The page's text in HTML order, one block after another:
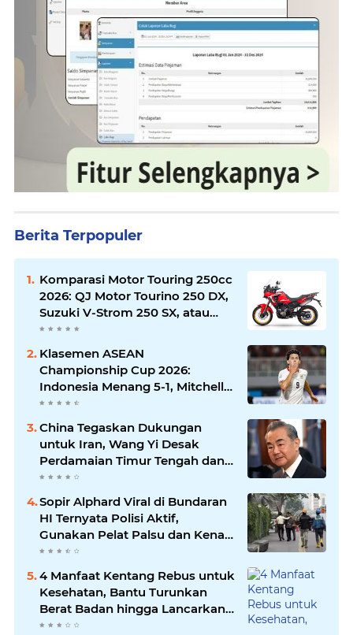
Berita Terpopuler
Komparasi Motor Touring 250cc
2026: QJ Motor Tourino 250 DX,
Suzuki V-Strom 250 SX, atau
Kawasaki Versys-X 250?
Klasemen ASEAN
Championship Cup 2026:
Indonesia Menang 5-1, Mitchell
Baker Hattrick dan Puncaki Top
Skor
China Tegaskan Dukungan
untuk Iran, Wang Yi Desak
Perdamaian Timur Tengah dan
Soroti Ketegangan dengan AS
Sopir Alphard Viral di Bundaran
HI Ternyata Polisi Aktif,
Gunakan Pelat Palsu dan Kena
Tilang
4 Manfaat Kentang Rebus untuk
Kesehatan, Bantu Turunkan
Berat Badan hingga Lancarkan
Pencernaan